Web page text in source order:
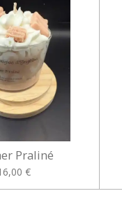
Praliné
€